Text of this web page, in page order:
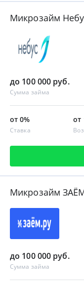
Микрозайм
до 100 000 руб.
Сумма займа
от 0%
Ставка
от
Микрозайм
до 100 000 руб.
Сумма займа